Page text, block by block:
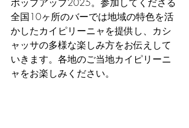
全国10ヶ所のバーでは地域の特色を活
かしたカイピリーニャを提供し、カシ
ャッサの多様な楽しみ方をお伝えして
いきます。各地のご当地カイピリーニ
ャをお楽しみください。